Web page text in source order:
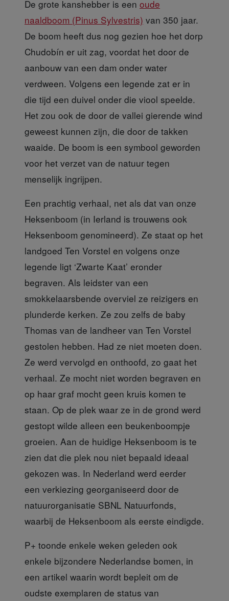
De grote kanshebber is een oude
naaldboom (Pinus Sylvestris) van 350 jaar.
De boom heeft dus nog gezien hoe het dorp
Chudobín er uit zag, voordat het door de
aanbouw van een dam onder water
verdween. Volgens een legende zat er in
die tijd een duivel onder die viool speelde.
Het zou ook de door de vallei gierende wind
geweest kunnen zijn, die door de takken
waaide. De boom is een symbool geworden
voor het verzet van de natuur tegen
menselijk ingrijpen.
Een prachtig verhaal, net als dat van onze
Heksenboom (in Ierland is trouwens ook
Heksenboom genomineerd). Ze staat op het
landgoed Ten Vorstel en volgens onze
legende ligt ‘Zwarte Kaat’ eronder
begraven. Als leidster van een
smokkelaarsbende overviel ze reizigers en
plunderde kerken. Ze zou zelfs de baby
Thomas van de landheer van Ten Vorstel
gestolen hebben. Had ze niet moeten doen.
Ze werd vervolgd en onthoofd, zo gaat het
verhaal. Ze mocht niet worden begraven en
op haar graf mocht geen kruis komen te
staan. Op de plek waar ze in de grond werd
gestopt wilde alleen een beukenboompje
groeien. Aan de huidige Heksenboom is te
zien dat die plek nou niet bepaald ideaal
gekozen was. In Nederland werd eerder
een verkiezing georganiseerd door de
natuurorganisatie SBNL Natuurfonds,
waarbij de Heksenboom als eerste eindigde.
P+ toonde enkele weken geleden ook
enkele bijzondere Nederlandse bomen, in
een artikel waarin wordt bepleit om de
oudste exemplaren de status van